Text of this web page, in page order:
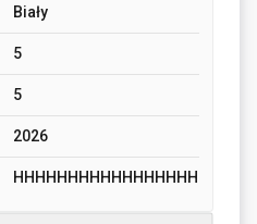
Biały
5
5
2026
HHHHHHHHHHHHHHHHH